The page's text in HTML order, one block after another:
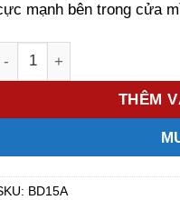
mạnh bên trong cửa
lượng
THÊM
BD15A